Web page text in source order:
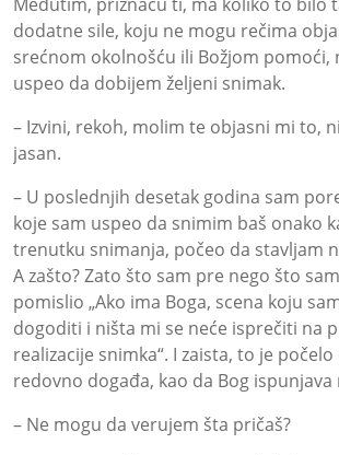
Međutim, priznaću ti, ma koliko to bilo
dodatne sile, koju ne mogu rečima
srećnom okolnošću ili Božjom pomoći,
uspeo da dobijem željeni snimak.
– Izvini, rekoh, molim te objasni mi to,
jasan.
– U poslednjih desetak godina sam
koje sam uspeo da snimim baš onako
trenutku snimanja, počeo da stavljam
A zašto? Zato što sam pre nego što
pomislio „Ako ima Boga, scena koju
dogoditi i ništa mi se neće isprečiti na
realizacije snimka“. I zaista, to je počelo
redovno događa, kao da Bog ispunjava
– Ne mogu da verujem šta pričaš?